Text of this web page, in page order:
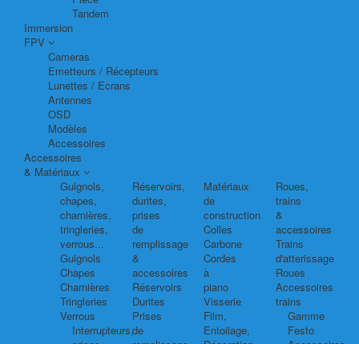
Tandem
Immersion
FPV
Cameras
Emetteurs / Récepteurs
Lunettes / Ecrans
Antennes
OSD
Modèles
Accessoires
Accessoires
& Matériaux
Guignols,
chapes,
charnières,
tringleries,
verrous...
Guignols
Chapes
Charnières
Tringleries
Verrous
Interrupteurs,
Réservoirs,
durites,
prises
de
remplissage
&
accessoires
Réservoirs
Durites
Prises
de
Matériaux
de
construction
Colles
Carbone
Cordes
à
piano
Visserie
Film,
Entoilage,
Roues,
trains
&
accessoires
Trains
d'atterissage
Roues
Accessoires
trains
Gamme
Festo